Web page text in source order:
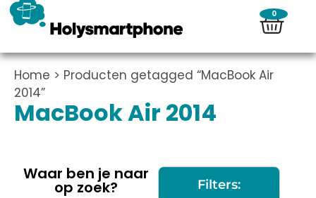
0
Home > Producten getagged “MacBook Air
2014”
MacBook Air 2014
Waar ben je naar
op zoek? Filters: